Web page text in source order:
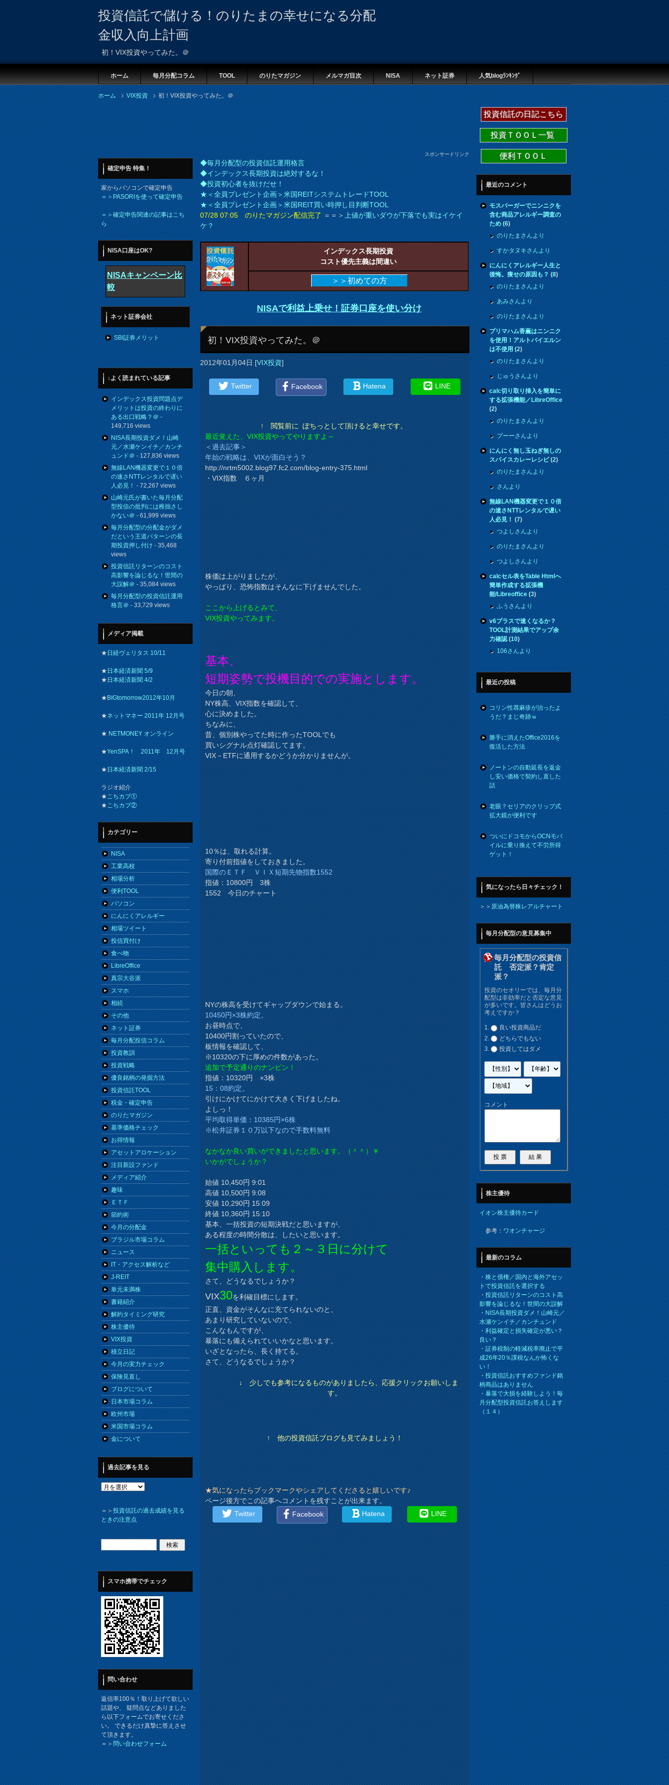
投資信託で儲ける！のりたまの幸せになる分配
金収入向上計画
初！VIX投資やってみた。＠
ホーム 毎月分配コラム TOOL のりたマガジン メルマガ目次 NISA ネット証券 人気blogﾗﾝｷﾝｸﾞ
ホーム VIX投資 初！VIX投資やってみた。＠
スポンサードリンク
◆毎月分配型の投資信託運用格言
◆インデックス長期投資は絶対するな！
◆投資初心者を抜けだせ！
★＜全員プレゼント企画＞米国REITシステムトレードTOOL
★＜全員プレゼント企画＞米国REIT買い時押し目判断TOOL
07/28 07:05 のりたマガジン配信完了＝＝＞上値が重いダウが下落でも実はイケイ
ケ？
インデックス長期投資
コスト優先主義は間違い
＞＞初めての方
NISAで利益上乗せ！証券口座を使い分け
初！VIX投資やってみた。＠
2012年01月04日[VIX投資]
Twitter Facebook Hatena LINE
↑ 閲覧前に ぽちっとして頂けると幸せです。
最近覚えた、VIX投資やってやりますよ～
＜過去記事＞
年始の戦略は、VIXが面白そう？
http://nrtm5002.blog97.fc2.com/blog-entry-375.html
・VIX指数 ６ヶ月
株価は上がりましたが、
やっぱり、恐怖指数はそんなに下げませんでした。
ここから上げるとみて、
VIX投資やってみます。
基本、
短期姿勢で投機目的での実施とします。
今日の朝、
NY株高、VIX指数を確認して、
心に決めました。
ちなみに、
昔、個別株やってた時に作ったTOOLでも
買いシグナル点灯確認してます。
VIX－ETFに通用するかどうか分かりませんが。
10％は、取れる計算。
寄り付前指値をしておきました。
国際のＥＴＦ ＶＩＸ短期先物指数1552
指値：10800円 3株
1552 今日のチャート
NYの株高を受けてギャップダウンで始まる。
10450円×3株約定。
お昼時点で、
10400円割っていたので、
板情報を確認して、
※10320の下に厚めの件数があった。
追加で予定通りのナンピン！
指値：10320円 ×3株
15：08約定。
引けにかけてにかけて大きく下げましたね。
よしっ！
平均取得単価：10385円×6株
※松井証券１０万以下なので手数料無料
なかなか良い買いができましたと思います。（＾＾）￥
いかがでしょうか？
始値 10,450円 9:01
高値 10,500円 9:08
安値 10,290円 15:09
終値 10,360円 15:10
基本、一括投資の短期決戦だと思いますが、
ある程度の時間分散は、したいと思います。
一括といっても２～３日に分けて
集中購入します。
さて、どうなるでしょうか？
VIX30を利確目標にします。
正直、資金がそんなに充てられないのと、
あまり研究していないので、
こんなもんですが、
暴落にも備えられていいかなと思います。
いざとなったら、長く持てる。
さて、どうなるでしょうか？
↓ 少しでも参考になるものがありましたら、応援クリックお願いしま
す。
↑ 他の投資信託ブログも見てみましょう！
★気になったらブックマークやシェアしてくださると嬉しいです♪
ページ後方でこの記事へコメントを残すことが出来ます。
Twitter
Facebook Hatena LINE
確定申告 特集！
家からパソコンで確定申告
＝＞PASORIを使って確定申告
＝＞確定申告関連の記事はこち
ら
NISA口座はOK?
NISAキャンペーン比
較
ネット証券会社
SBI証券メリット
↓よく読まれている記事
インデックス投資問題点デ
メリットは投資の終わりに
ある出口戦略？＠-
149,716 views
NISA長期投資ダメ！山崎
元／水瀬ケンイチ／カンチ
ュンド＠- 127,836 views
無線LAN機器変更で１０倍
の速さNTTレンタルで遅い
人必見！- 72,267 views
山崎元氏が書いた毎月分配
型投信の批判には稚拙さし
かない＠- 61,999 views
毎月分配型の分配金がダメ
だという王道パターンの長
期投資押し付け- 35,468
views
投資信託リターンのコスト
高影響を論じるな！世間の
大誤解＠- 35,084 views
毎月分配型の投資信託運用
格言＠- 33,729 views
メディア掲載
★日経ヴェリタス 10/11
★日本経済新聞 5/9
★日本経済新聞 4/2
★BIGtomorrow2012年10月
★ネットマネー 2011年 12月号
★NETMONEY オンライン
★YenSPA！ 2011年 12月号
★日本経済新聞 2/15
ラジオ紹介
★こちカブ①
★こちカブ②
カテゴリー
NISA
工業高校
相場分析
便利TOOL
パソコン
にんにくアレルギー
相場ツイート
投信買付け
食べ物
LibreOffice
真宗大谷派
スマホ
相続
その他
ネット証券
毎月分配投信コラム
投資教訓
投資戦略
優良銘柄の発掘方法
投資信託TOOL
税金・確定申告
のりたマガジン
基準価格チェック
お得情報
アセットアロケーション
注目新設ファンド
メディア紹介
趣味
ＥＴＦ
節約術
今月の分配金
ブラジル市場コラム
ニュース
IT・アクセス解析など
J-REIT
単元未満株
書籍紹介
解約タイミング研究
株主優待
VIX投資
積立日記
今月の実力チェック
保険見直し
ブログについて
日本市場コラム
欧州市場
米国市場コラム
金について
過去記事を見る
＝＞投資信託の過去成績を見る
ときの注意点
スマホ携帯でチェック
問い合わせ
返信率100％！取り上げて欲しい
話題や、 疑問点などありました
ら以下フォームでお寄せくださ
い。 できるだけ真摯に答えさせ
て頂きます。
＝＞問い合わせフォーム
投資信託の日記こちら
投資ＴＯＯＬ一覧
便利ＴＯＯＬ
最近のコメント
モスバーガーでニンニクを
含む商品アレルギー調査の
ため(6)
のりたまさんより
すかタヌキさんより
にんにくアレルギー人生と
後悔。痩せの原因も？(8)
のりたまさんより
あみさんより
のりたまさんより
プリマハム香薫はニンニク
を使用！アルトバイエルン
は不使用(2)
のりたまさんより
じゅうさんより
calc切り取り挿入を簡単に
する拡張機能／LibreOffice
(2)
のりたまさんより
プーーさんより
にんにく無し玉ねぎ無しの
スパイスカレーレシピ(2)
のりたまさんより
さんより
無線LAN機器変更で１０倍
の速さNTTレンタルで遅い
人必見！(7)
つよしさんより
のりたまさんより
つよしさんより
calcセル表をTable Htmlへ
簡単作成する拡張機
能/Libreoffice(3)
ふうさんより
v6プラスで速くなるか？
TOOL計測結果でアップ余
力確認(10)
106さんより
最近の投稿
コリン性蕁麻疹が治ったよ
うだ？まじ奇跡ｗ
勝手に消えたOffice2016を
復活した方法
ノートンの自動延長を返金
し安い価格で契約し直した
話
老眼？セリアのクリップ式
拡大鏡が便利です
ついにドコモからOCNモバ
イルに乗り換えて不労所得
ゲット！
気になったら日々チェック！
＞＞原油為替株レアルチャート
毎月分配型の意見募集中
毎月分配型の投資信
託 否定派？肯定
派？
投資のセオリーでは、毎月分
配型は非効率だと否定な意見
が多いです。皆さんはどうお
考えですか？
良い投資商品だ
どちらでもない
投資してはダメ
コメント
株主優待
イオン株主優待カード
参考：ワオンチャージ
最新のコラム
・株と債権／国内と海外アセッ
トで投資信託を選択する
・投資信託リターンのコスト高
影響を論じるな！世間の大誤解
・NISA長期投資ダメ！山崎元／
水瀬ケンイチ／カンチュンド
・利益確定と損失確定が悪い？
良い？
・証券税制の軽減税率廃止で平
成26年20％課税なんか怖くな
い！
・投資信託おすすめファンド銘
柄商品はありません
・暴落で大損を経験しよう！毎
月分配型投資信託お答えします
（１４）